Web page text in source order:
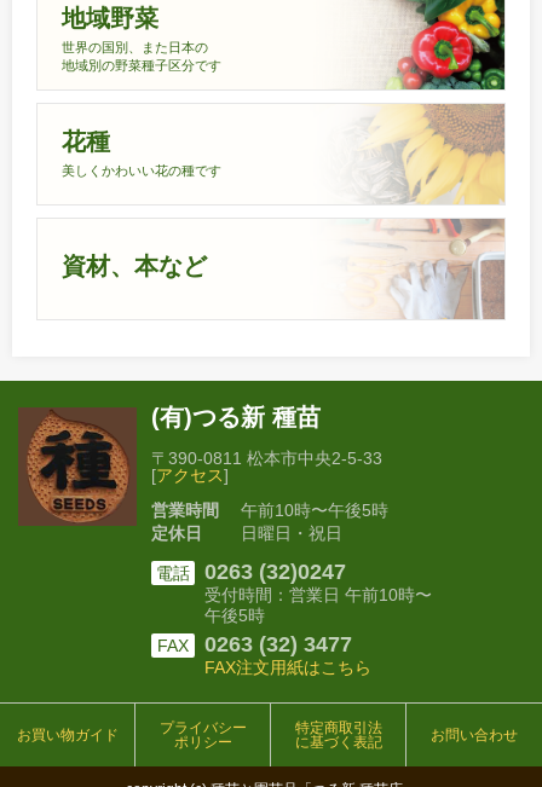
地域野菜
世界の国別、また日本の
地域別の野菜種子区分です
花種
美しくかわいい花の種です
資材、本など
(有)つる新 種苗
〒390-0811 松本市中央2-5-33
[アクセス]
営業時間
午前10時〜午後5時
定休日
日曜日・祝日
電話 0263 (32)0247
受付時間：営業日 午前10時〜
午後5時
FAX
0263 (32) 3477
FAX注文用紙はこちら
お買い物ガイド
プライバシー
ポリシー
特定商取引法
に基づく表記
お問い合わせ